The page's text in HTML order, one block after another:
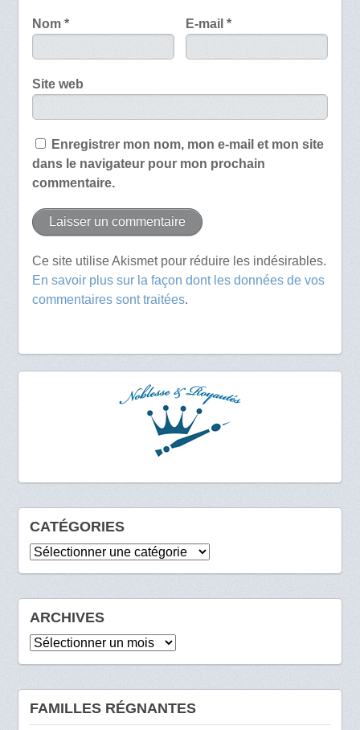
Nom * E-mail*
Site web
Enregistrer mon nom, mon e-mail et mon site
dans le navigateur pour mon prochain
commentaire.
Ce site utilise Akismet pour réduire les indésirables.
En savoir plus sur la façon dont les données de vos
commentaires sont traitées.
CATÉGORIES
Catégories
ARCHIVES
Archives
FAMILLES RÉGNANTES